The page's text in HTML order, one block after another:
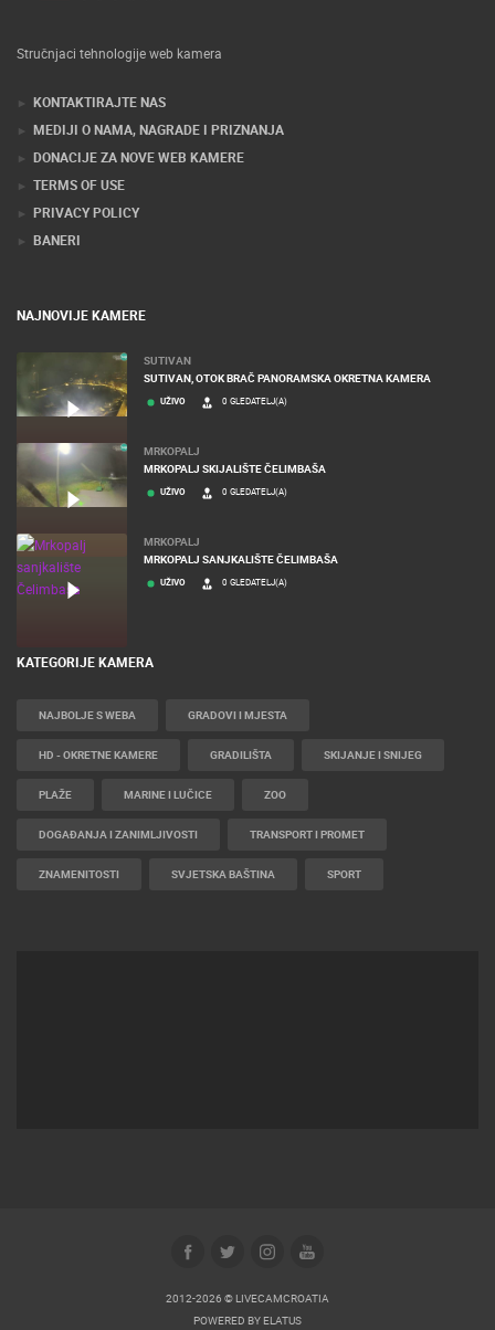
Stručnjaci tehnologije web kamera
KONTAKTIRAJTE NAS
MEDIJI O NAMA, NAGRADE I PRIZNANJA
DONACIJE ZA NOVE WEB KAMERE
TERMS OF USE
PRIVACY POLICY
BANERI
NAJNOVIJE KAMERE
SUTIVAN
SUTIVAN, OTOK BRAČ PANORAMSKA OKRETNA KAMERA
UŽIVO 0 GLEDATELJ(A)
MRKOPALJ
MRKOPALJ SKIJALIŠTE ČELIMBAŠA
UŽIVO 0 GLEDATELJ(A)
MRKOPALJ
MRKOPALJ SANJKALIŠTE ČELIMBAŠA
UŽIVO 0 GLEDATELJ(A)
KATEGORIJE KAMERA
NAJBOLJE S WEBA GRADOVI I MJESTA
HD - OKRETNE KAMERE GRADILIŠTA SKIJANJE I SNIJEG
PLAŽE MARINE I LUČICE ZOO
DOGAĐANJA I ZANIMLJIVOSTI TRANSPORT I PROMET
ZNAMENITOSTI SVJETSKA BAŠTINA SPORT
2012-2026 © LIVECAMCROATIA
POWERED BY ELATUS